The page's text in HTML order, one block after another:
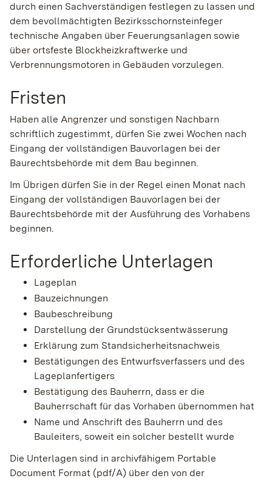
durch einen Sachverständigen festlegen zu lassen und
dem bevollmächtigten Bezirksschornsteinfeger
technische Angaben über Feuerungsanlagen sowie
über ortsfeste Blockheizkraftwerke und
Verbrennungsmotoren in Gebäuden vorzulegen.
Fristen
Haben alle Angrenzer und sonstigen Nachbarn
schriftlich zugestimmt, dürfen Sie zwei Wochen nach
Eingang der vollständigen Bauvorlagen bei der
Baurechtsbehörde mit dem Bau beginnen.
Im Übrigen dürfen Sie in der Regel einen Monat nach
Eingang der vollständigen Bauvorlagen bei der
Baurechtsbehörde mit der Ausführung des Vorhabens
beginnen.
Erforderliche Unterlagen
Lageplan
Bauzeichnungen
Baubeschreibung
Darstellung der Grundstücksentwässerung
Erklärung zum Standsicherheitsnachweis
Bestätigungen des Entwurfsverfassers und des
Lageplanfertigers
Bestätigung des Bauherrn, dass er die
Bauherrschaft für das Vorhaben übernommen hat
Name und Anschrift des Bauherrn und des
Bauleiters, soweit ein solcher bestellt wurde
Die Unterlagen sind in archivfähigem Portable
Document Format (pdf/A) über den von der